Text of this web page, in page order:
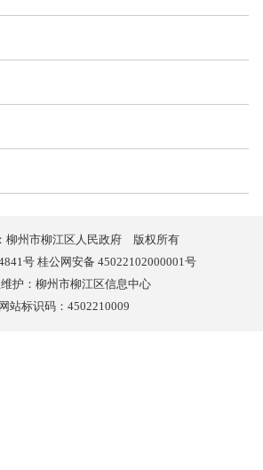
柳州市柳江区人民政府 版权所有
号 桂公网安备 45022102000001号
护：柳州市柳江区信息中心
网站标识码：4502210009